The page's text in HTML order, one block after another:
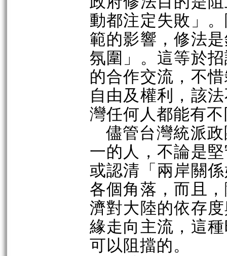
動都注定失敗」 。
範的影響，修法
氛圍 」 。這等於
的合作交流，不惜
自由及權利，該
灣任何人都能有
儘管台灣統派
一的人， 不論是
或認清 「兩岸關
各個角落，而且
濟對大陸的依存
緣走向主流，這
可以阻擋的。